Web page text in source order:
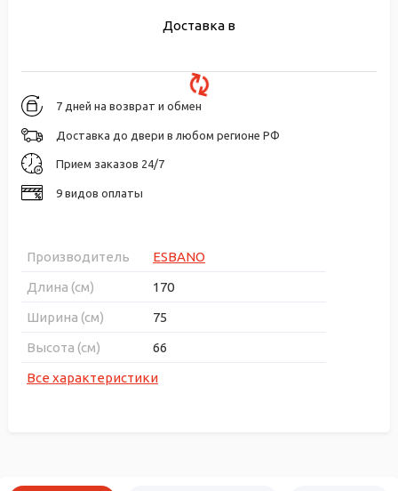
Доставка в
7 дней на возврат и обмен
Доставка до двери в любом регионе РФ
Прием заказов 24/7
9 видов оплаты
Производитель
ESBANO
Длина (см)
170
Ширина (см)
75
Высота (см)
66
Все характеристики